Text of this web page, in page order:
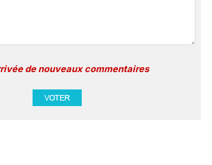
de nouveaux commentaires